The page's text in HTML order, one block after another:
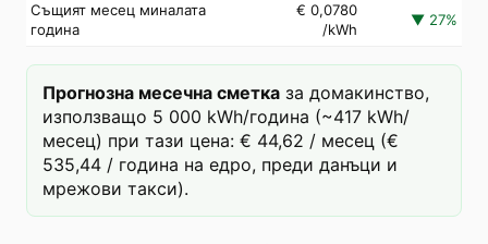
Същият месец миналата
година
€ 0,0780
/kWh
▼ 27%
Прогнозна месечна сметка за домакинство,
използващо 5 000 kWh/година (~417 kWh/
месец) при тази цена: € 44,62 / месец (€
535,44 / година на едро, преди данъци и
мрежови такси).